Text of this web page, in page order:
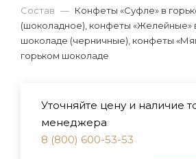
Состав — Конфеты «Суфле» в
(шоколадное), конфеты «Желейные»
шоколаде (черничные), конфеты
горьком шоколаде
Уточняйте цену и наличие
менеджера
8 (800) 600-53-53